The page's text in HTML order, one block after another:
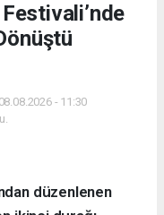
- 11:30
düzenlenen